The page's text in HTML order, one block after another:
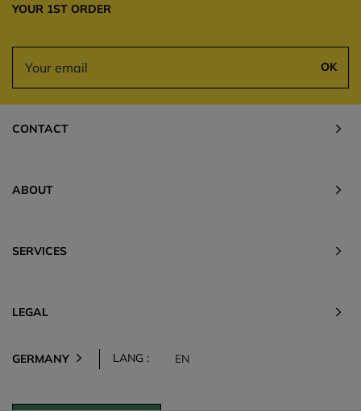
YOUR 1ST ORDER
OK
CONTACT
ABOUT
SERVICES
LEGAL
GERMANY LANG : EN